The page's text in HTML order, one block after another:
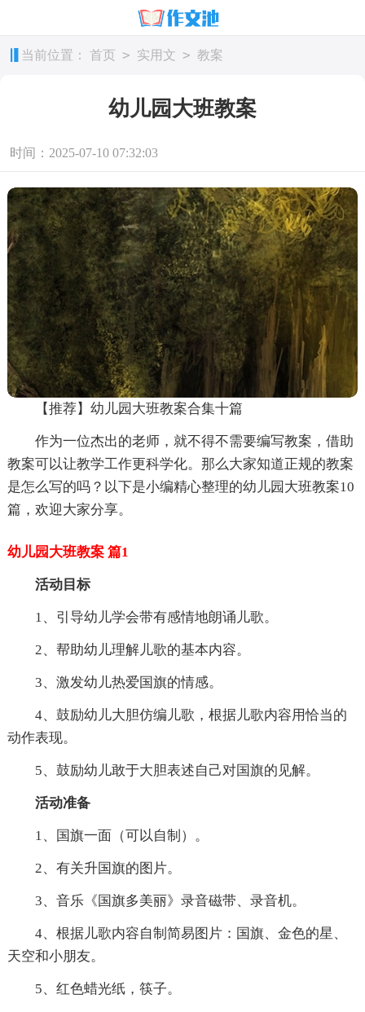
当前位置： 首页 > 实用文 > 教案
幼儿园大班教案
时间：2025-07-10 07:32:03
【推荐】幼儿园大班教案合集十篇
作为一位杰出的老师，就不得不需要编写教案，借助
教案可以让教学工作更科学化。那么大家知道正规的教案
是怎么写的吗？以下是小编精心整理的幼儿园大班教案10
篇，欢迎大家分享。
幼儿园大班教案 篇1
活动目标
1、引导幼儿学会带有感情地朗诵儿歌。
2、帮助幼儿理解儿歌的基本内容。
3、激发幼儿热爱国旗的情感。
4、鼓励幼儿大胆仿编儿歌，根据儿歌内容用恰当的
动作表现。
5、鼓励幼儿敢于大胆表述自己对国旗的见解。
活动准备
1、国旗一面（可以自制）。
2、有关升国旗的图片。
3、音乐《国旗多美丽》录音磁带、录音机。
4、根据儿歌内容自制简易图片：国旗、金色的星、
天空和小朋友。
5、红色蜡光纸，筷子。